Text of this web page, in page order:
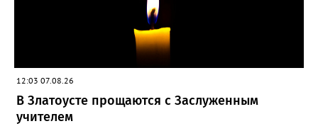
12:03 07.08.26
В Златоусте прощаются с Заслуженным
учителем